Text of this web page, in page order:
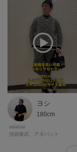
ヨシ
180cm
adabat
池袋東武 アダバット